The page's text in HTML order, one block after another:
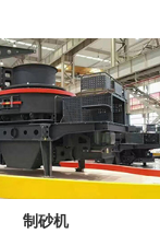
制砂机